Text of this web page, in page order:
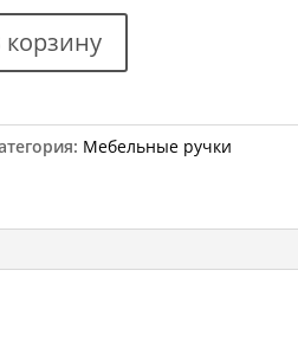
корзину
Мебельные ручки